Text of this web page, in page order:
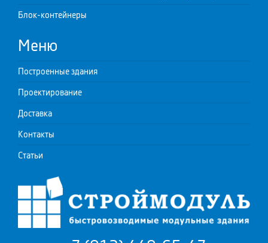
Блок-контейнеры
Меню
Построенные здания
Проектирование
Доставка
Контакты
Статьи